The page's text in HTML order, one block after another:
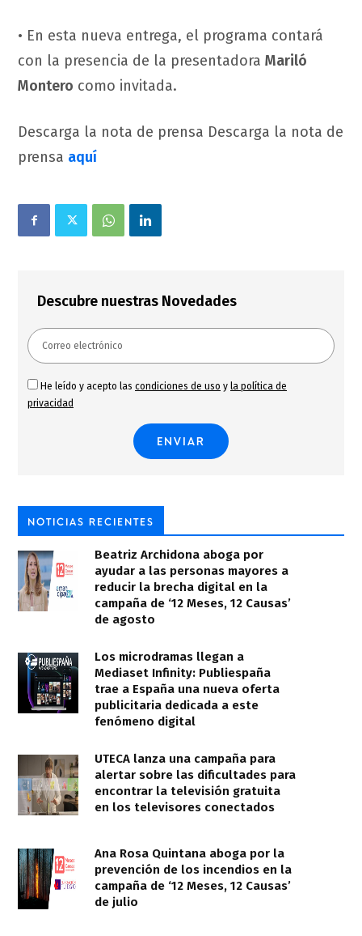
• En esta nueva entrega, el programa contará
con la presencia de la presentadora Mariló
Montero como invitada.
Descarga la nota de prensa Descarga la nota de
prensa aquí
Descubre nuestras Novedades
He leído y acepto las condiciones de uso y la política de
privacidad
NOTICIAS RECIENTES
Beatriz Archidona aboga por
ayudar a las personas mayores a
reducir la brecha digital en la
campaña de ‘12 Meses, 12 Causas’
de agosto
Los microdramas llegan a
Mediaset Infinity: Publiespaña
trae a España una nueva oferta
publicitaria dedicada a este
fenómeno digital
UTECA lanza una campaña para
alertar sobre las dificultades para
encontrar la televisión gratuita
en los televisores conectados
Ana Rosa Quintana aboga por la
prevención de los incendios en la
campaña de ‘12 Meses, 12 Causas’
de julio